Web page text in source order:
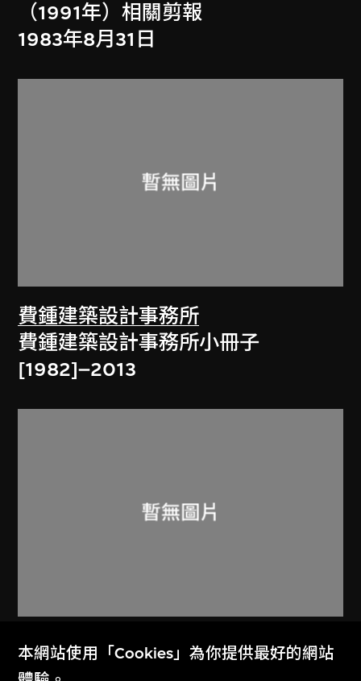
（1991年）相關剪報
1983年8月31日
費鍾建築設計事務所
費鍾建築設計事務所小冊子
[1982]–2013
鍾華楠建築師有限公司
費雅倫鍾華楠鍾浩文建築設計事務所
本網站使用「Cookies」為你提供最好的網站